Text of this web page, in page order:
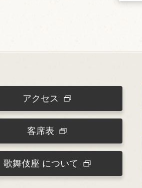
アクセス
客席表
歌舞伎座 について